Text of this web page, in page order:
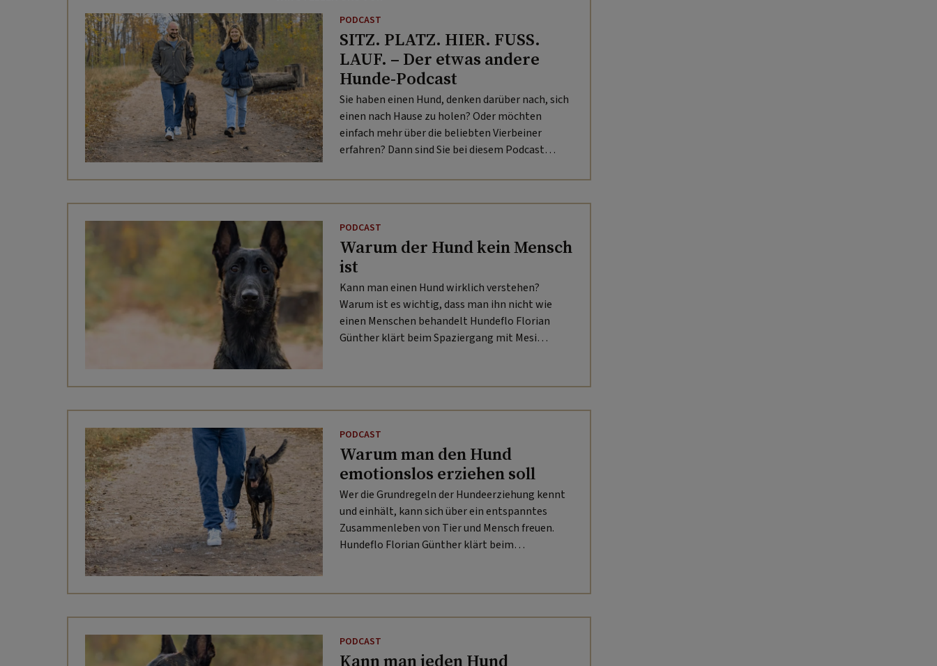
PODCAST
SITZ. PLATZ. HIER. FUSS.
LAUF. – Der etwas andere
Hunde-Podcast
Sie haben einen Hund, denken darüber nach, sich
einen nach Hause zu holen? Oder möchten
einfach mehr über die beliebten Vierbeiner
erfahren? Dann sind Sie bei diesem Podcast
Tötschinger klären auf.
PODCAST
Warum der Hund kein Mensch
ist
Kann man einen Hund wirklich verstehen?
Warum ist es wichtig, dass man ihn nicht wie
einen Menschen behandelt Hundeflo Florian
Günther klärt beim Spaziergang mit Mesi
PODCAST
Warum man den Hund
emotionslos erziehen soll
Wer die Grundregeln der Hundeerziehung kennt
und einhält, kann sich über ein entspanntes
Zusammenleben von Tier und Mensch freuen.
Hundeflo Florian Günther klärt beim
PODCAST
Kann man jeden Hund